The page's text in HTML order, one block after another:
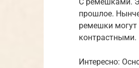
прошлое.
ремешки
контрастными.
Интересно: